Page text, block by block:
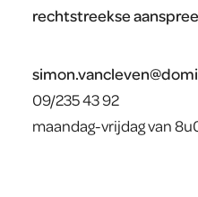
rechtstreekse
09/235 43 92
maandag-vrijdag van